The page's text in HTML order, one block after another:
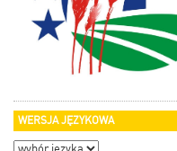
WERSJA JĘZYKOWA